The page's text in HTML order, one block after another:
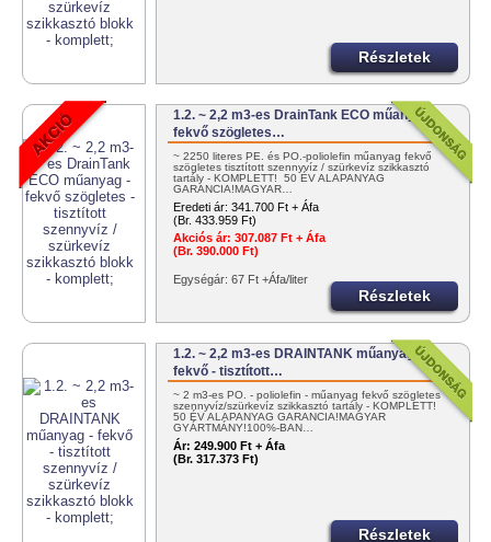
Részletek
1.2. ~ 2,2 m3-es DrainTank ECO műanyag -
fekvő szögletes…
~ 2250 literes PE. és PO.-poliolefin műanyag fekvő
szögletes tisztított szennyvíz / szürkevíz szikkasztó
tartály - KOMPLETT! 50 ÉV ALAPANYAG
GARANCIA!MAGYAR…
Eredeti ár: 341.700 Ft + Áfa
(Br. 433.959 Ft)
Akciós ár: 307.087 Ft + Áfa
(Br. 390.000 Ft)
Egységár: 67 Ft +Áfa/liter
Részletek
1.2. ~ 2,2 m3-es DRAINTANK műanyag -
fekvő - tisztított…
~ 2 m3-es PO. - poliolefin - műanyag fekvő szögletes
szennyvíz/szürkevíz szikkasztó tartály - KOMPLETT!
50 ÉV ALAPANYAG GARANCIA!MAGYAR
GYÁRTMÁNY!100%-BAN…
Ár: 249.900 Ft + Áfa
(Br. 317.373 Ft)
Részletek